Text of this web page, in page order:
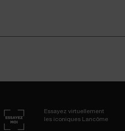
Essayez virtuellement
les iconiques Lancôme